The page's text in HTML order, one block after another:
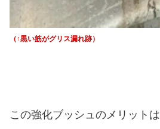
（↑黒い筋がグリス漏れ跡）
この強化ブッシュのメリットは